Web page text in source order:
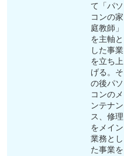
て「パソ
コンの家
庭教師」
を主軸と
した事業
を立ち上
げる。そ
の後パソ
コンのメ
ンテナン
ス、修理
をメイン
業務とし
た事業を